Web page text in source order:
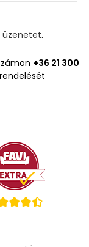
üzenetet.
+36 21 300